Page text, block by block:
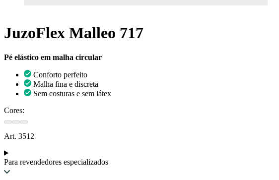
JuzoFlex Malleo 717
Pé elástico em malha circular
Conforto perfeito
Malha fina e discreta
Sem costuras e sem látex
Cores:
Art. 3512
Para revendedores especializados